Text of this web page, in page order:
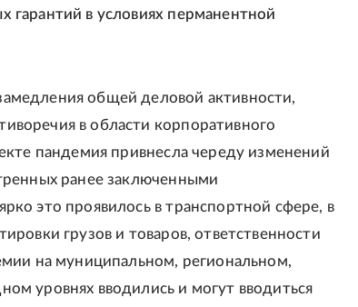
гарантий в условиях перманентной
общей деловой активности,
в области корпоративного
пандемия привнесла череду изменений
ранее заключенными
это проявилось в транспортной сфере, в
грузов и товаров, ответственности
на муниципальном, региональном,
уровнях вводились и могут вводиться